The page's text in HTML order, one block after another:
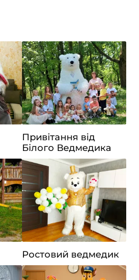
Привітання від
Білого Ведмедика
Ростовий ведмедик